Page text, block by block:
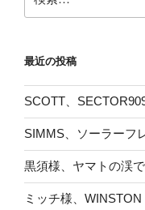
索:
最近の投稿
SCOTT、
SIMMS、ソーラーフ
黒須様、ヤマトの渓
ミッチ様、